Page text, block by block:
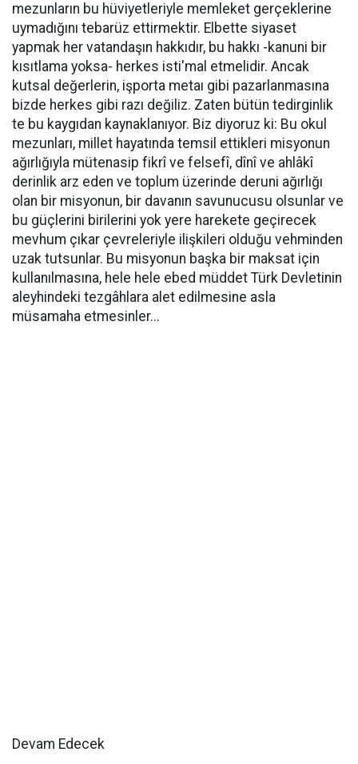
mezunların bu hüviyetleriyle memleket gerçeklerine
uymadığını tebarüz ettirmektir. Elbette siyaset
yapmak her vatandaşın hakkıdır, bu hakkı -kanuni bir
kısıtlama yoksa- herkes isti'mal etmelidir. Ancak
kutsal değerlerin, işporta metaı gibi pazarlanmasına
bizde herkes gibi razı değiliz. Zaten bütün tedirginlik
te bu kaygıdan kaynaklanıyor. Biz diyoruz ki: Bu okul
mezunları, millet hayatında temsil ettikleri misyonun
ağırlığıyla mütenasip fikrî ve felsefî, dînî ve ahlâkî
derinlik arz eden ve toplum üzerinde deruni ağırlığı
olan bir misyonun, bir davanın savunucusu olsunlar ve
bu güçlerini birilerini yok yere harekete geçirecek
mevhum çıkar çevreleriyle ilişkileri olduğu vehminden
uzak tutsunlar. Bu misyonun başka bir maksat için
kullanılmasına, hele hele ebed müddet Türk Devletinin
aleyhindeki tezgâhlara alet edilmesine asla
müsamaha etmesinler...
Devam Edecek